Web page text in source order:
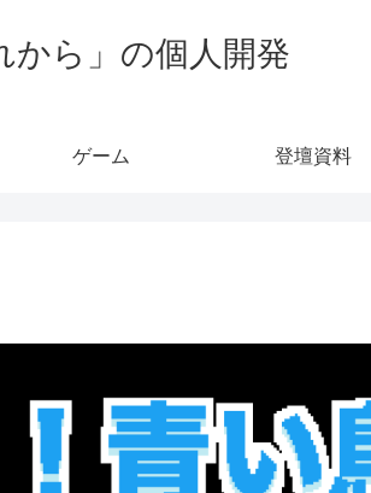
から」の個人開発
ゲーム 登壇資料